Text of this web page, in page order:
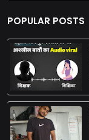
POPULAR POSTS